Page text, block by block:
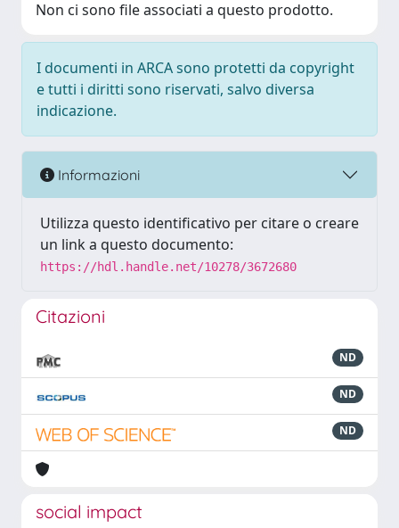
Non ci sono file associati a questo prodotto.
I documenti in ARCA sono protetti da copyright
e tutti i diritti sono riservati, salvo diversa
indicazione.
Informazioni
Utilizza questo identificativo per citare o creare
un link a questo documento:
https://hdl.handle.net/10278/3672680
Citazioni
ND
ND
ND
social impact